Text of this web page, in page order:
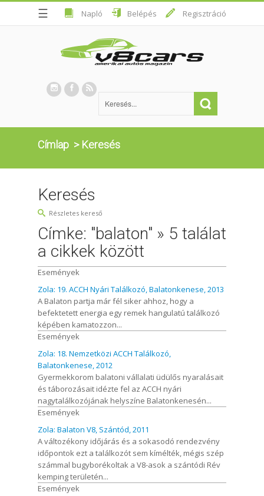
☰ Napló Belépés Regisztráció
Címlap > Keresés
Keresés
Részletes kereső
Címke: "balaton" » 5 találat
a cikkek között
Események
Zola: 19. ACCH Nyári Találkozó, Balatonkenese, 2013
A Balaton partja már fél siker ahhoz, hogy a
befektetett energia egy remek hangulatú találkozó
képében kamatozzon...
Események
Zola: 18. Nemzetközi ACCH Találkozó,
Balatonkenese, 2012
Gyermekkorom balatoni vállalati üdülős nyaralásait
és táborozásait idézte fel az ACCH nyári
nagytalálkozójának helyszíne Balatonkenesén...
Események
Zola: Balaton V8, Szántód, 2011
A változékony időjárás és a sokasodó rendezvény
időpontok ezt a találkozót sem kímélték, mégis szép
számmal bugyborékoltak a V8-asok a szántódi Rév
kemping területén...
Események